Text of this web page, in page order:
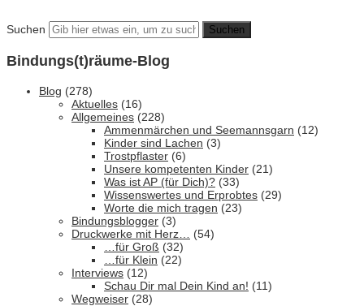
Suchen
Bindungs(t)räume-Blog
Blog (278)
Aktuelles (16)
Allgemeines (228)
Ammenmärchen und Seemannsgarn (12)
Kinder sind Lachen (3)
Trostpflaster (6)
Unsere kompetenten Kinder (21)
Was ist AP (für Dich)? (33)
Wissenswertes und Erprobtes (29)
Worte die mich tragen (23)
Bindungsblogger (3)
Druckwerke mit Herz…
(54)
…für Groß (32)
…für Klein (22)
Interviews (12)
Schau Dir mal Dein Kind an! (11)
Wegweiser (28)